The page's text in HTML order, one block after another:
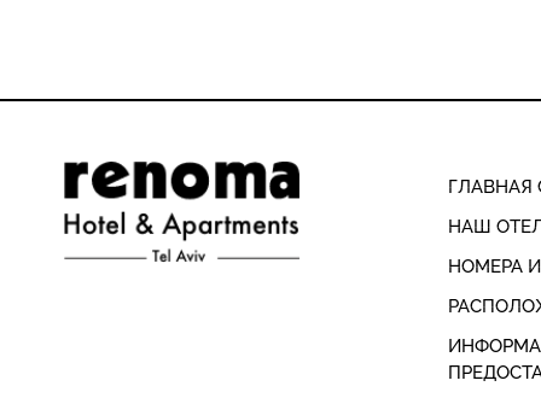
ГЛАВНАЯ
НАШ
НОМЕРА